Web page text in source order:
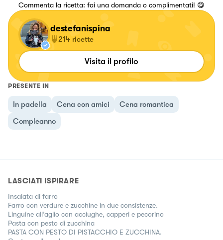
Commenta la ricetta: fai una domanda o complimentati! 😋
destefanispina
214 ricette
Visita il profilo
PRESENTE IN
In padella Cena con amici
Cena romantica
Compleanno
LASCIATI ISPIRARE
Insalata di farro
Farro con verdure e zucchine in due consistenze.
Linguine all’aglio con acciughe, capperi e pecorino
Pasta con pesto di zucchina
PASTA CON PESTO DI PISTACCHIO E ZUCCHINA.